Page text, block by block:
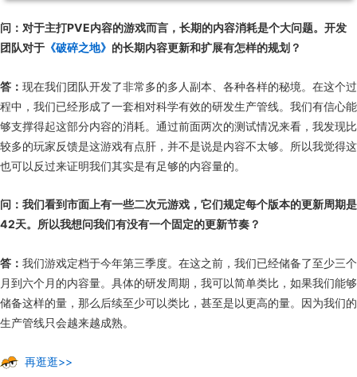
问： 对于主打PVE内容的游戏而言，长期的内容消耗是个大问题。开发
团队对于 《破碎之地》 的长期内容更新和扩展有怎样的规划？
答： 现在我们团队开发了非常多的多人副本、各种各样的秘境。在这个过
程中，我们已经形成了一套相对科学有效的研发生产管线。我们有信心能
够支撑得起这部分内容的消耗。通过前面两次的测试情况来看，我发现比
较多的玩家反馈是这游戏有点肝，并不是说是内容不太够。所以我觉得这
也可以反过来证明我们其实是有足够的内容量的。
问：我们看到市面上有一些二次元游戏，它们规定每个版本的更新周期是
42天。所以我想问我们有没有一个固定的更新节奏？
答： 我们游戏定档于今年第三季度。在这之前，我们已经储备了至少三个
月到六个月的内容量。具体的研发周期，我可以简单类比，如果我们能够
储备这样的量，那么后续至少可以类比，甚至是以更高的量。因为我们的
生产管线只会越来越成熟。
再逛逛>>